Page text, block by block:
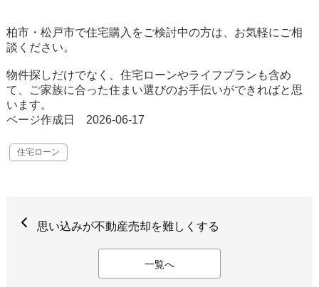
柏市・松戸市で住宅購入をご検討中の方は、お気軽にご相
談ください。
物件探しだけでなく、住宅ローンやライフプランも含め
て、ご家族に合った住まい選びのお手伝いができればと思
います。
ページ作成日 2026-06-17
住宅ローン
思い込みが不動産売却を難しくする
一覧へ